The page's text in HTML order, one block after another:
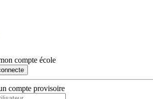
compte école
compte provisoire